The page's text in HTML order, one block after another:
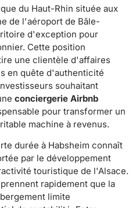
du Haut-Rhin située aux
de l'aéroport de Bâle-
d'exception pour
Cette position
une clientèle d'affaires
en quête d'authenticité
souhaitant
conciergerie Airbnb
pour transformer un
machine à revenus.
durée à Habsheim connaît
par le développement
touristique de l'Alsace.
rapidement que la
limite